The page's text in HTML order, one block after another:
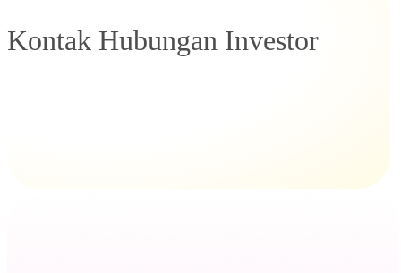
Kontak Hubungan Investor